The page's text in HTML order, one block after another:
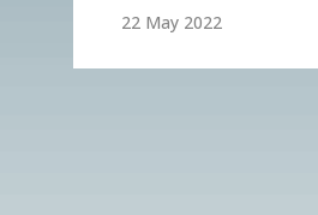
22 May 2022